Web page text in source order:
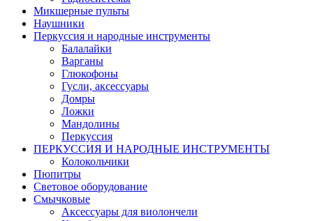
Микшерные пульты
Наушники
Перкуссия и народные инструменты
Балалайки
Варганы
Глюкофоны
Гусли, аксессуары
Домры
Ложки
Мандолины
Перкуссия
ПЕРКУССИЯ И НАРОДНЫЕ ИНСТРУМЕНТЫ
Колокольчики
Пюпитры
Световое оборудование
Смычковые
Аксессуары для виолончели